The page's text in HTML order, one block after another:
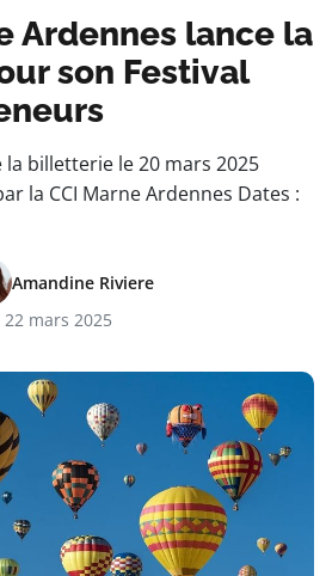
Ardennes lance la
son Festival
la billetterie le 20 mars 2025
la CCI Marne Ardennes Dates :
Amandine Riviere
22 mars 2025